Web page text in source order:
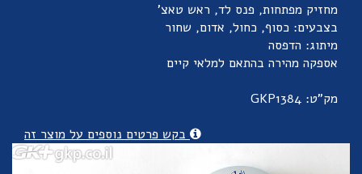
מחזיק מפתחות, פנס לד, ראש טאצ'
בצבעים: כסוף, כחול, אדום, שחור
מיתוג: הדפסה
אספקה מהירה בהתאם למלאי קיים
מק"ט: GKP1384
בקש פרטים נוספים על מוצר זה